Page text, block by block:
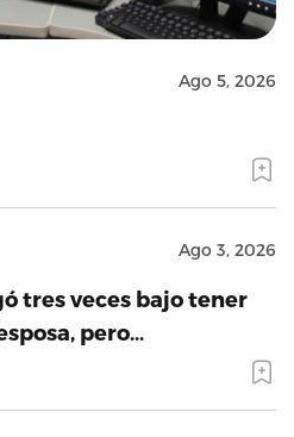
Ago 5, 2026
Ago 3, 2026
tres veces bajo tener
pero…